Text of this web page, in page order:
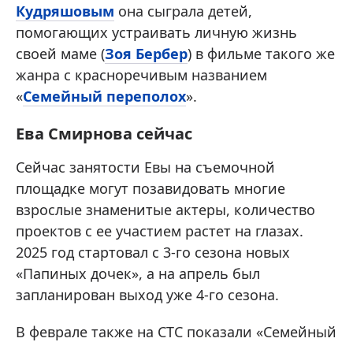
Кудряшовым она сыграла детей,
помогающих устраивать личную жизнь
своей маме (Зоя Бербер) в фильме такого же
жанра с красноречивым названием
«Семейный переполох».
Ева Смирнова сейчас
Сейчас занятости Евы на съемочной
площадке могут позавидовать многие
взрослые знаменитые актеры, количество
проектов с ее участием растет на глазах.
2025 год стартовал с 3-го сезона новых
«Папиных дочек», а на апрель был
запланирован выход уже 4-го сезона.
В феврале также на СТС показали «Семейный